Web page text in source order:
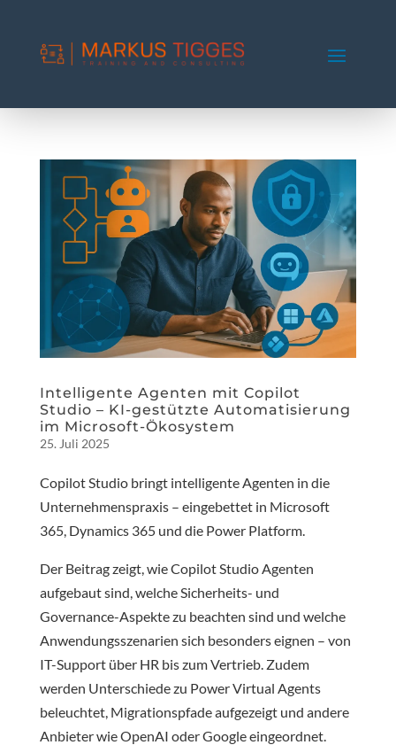
Intelligente Agenten mit Copilot
Studio – KI-gestützte Automatisierung
im Microsoft-Ökosystem
25. Juli 2025
Copilot Studio bringt intelligente Agenten in die
Unternehmenspraxis – eingebettet in Microsoft
365, Dynamics 365 und die Power Platform.
Der Beitrag zeigt, wie Copilot Studio Agenten
aufgebaut sind, welche Sicherheits- und
Governance-Aspekte zu beachten sind und welche
Anwendungsszenarien sich besonders eignen – von
IT-Support über HR bis zum Vertrieb. Zudem
werden Unterschiede zu Power Virtual Agents
beleuchtet, Migrationspfade aufgezeigt und andere
Anbieter wie OpenAI oder Google eingeordnet.